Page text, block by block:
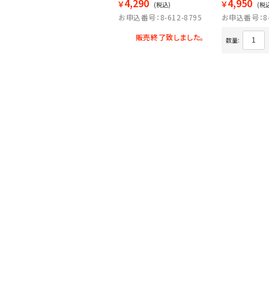
￥ (税込)
お申込番号：8-612-8795
販売終了致しました。
￥ (税
お申込番号
数量: